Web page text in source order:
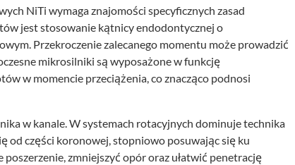
NiTi wymaga znajomości specyficznych zasad
jest stosowanie kątnicy endodontycznej o
Przekroczenie zalecanego momentu może prowadzić
mikrosilniki są wyposażone w funkcję
w momencie przeciążenia, co znacząco podnosi
w kanale. W systemach rotacyjnych dominuje technika
od części koronowej, stopniowo posuwając się ku
zmniejszyć opór oraz ułatwić penetrację